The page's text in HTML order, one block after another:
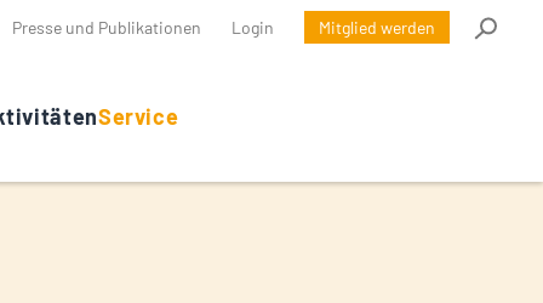
Presse und Publikationen Login Mitglied werden
Service